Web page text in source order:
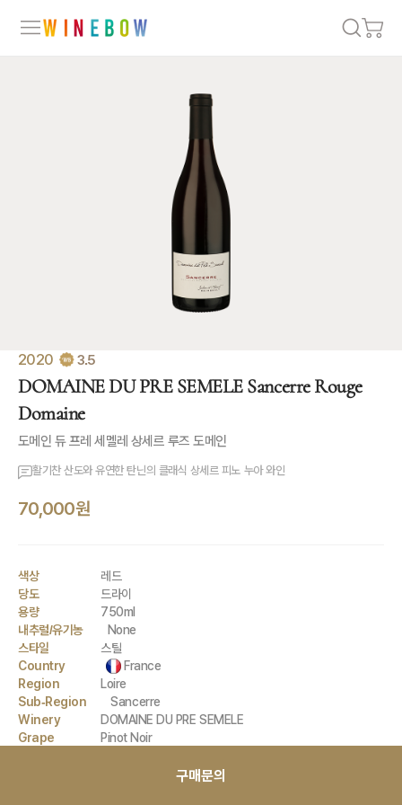
2020 3.5
DOMAINE DU PRE SEMELE Sancerre Rouge
Domaine
도메인 듀 프레 세멜레 상세르 루즈 도메인
활기찬 산도와 유연한 탄닌의 클래식 상세르 피노 누아 와인
70,000원
색상
레드
당도
드라이
용량
750ml
내추럴/유기농
None
스타일
스틸
Country
France
Region
Loire
Sub-Region
Sancerre
Winery
DOMAINE DU PRE SEMELE
Grape
Pinot Noir
구매문의